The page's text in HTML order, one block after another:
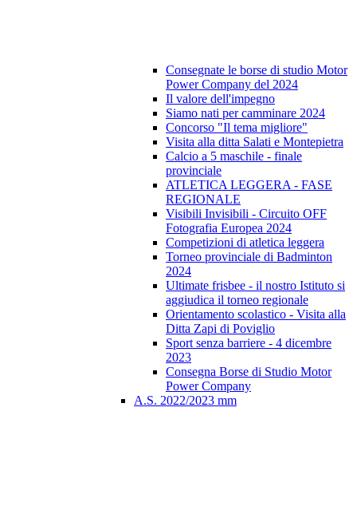
Consegnate le borse di studio Motor
Power Company del 2024
Il valore dell'impegno
Siamo nati per camminare 2024
Concorso "Il tema migliore"
Visita alla ditta Salati e Montepietra
Calcio a 5 maschile - finale
provinciale
ATLETICA LEGGERA - FASE
REGIONALE
Visibili Invisibili - Circuito OFF
Fotografia Europea 2024
Competizioni di atletica leggera
Torneo provinciale di Badminton
2024
Ultimate frisbee - il nostro Istituto si
aggiudica il torneo regionale
Orientamento scolastico - Visita alla
Ditta Zapi di Poviglio
Sport senza barriere - 4 dicembre
2023
Consegna Borse di Studio Motor
Power Company
A.S. 2022/2023 mm